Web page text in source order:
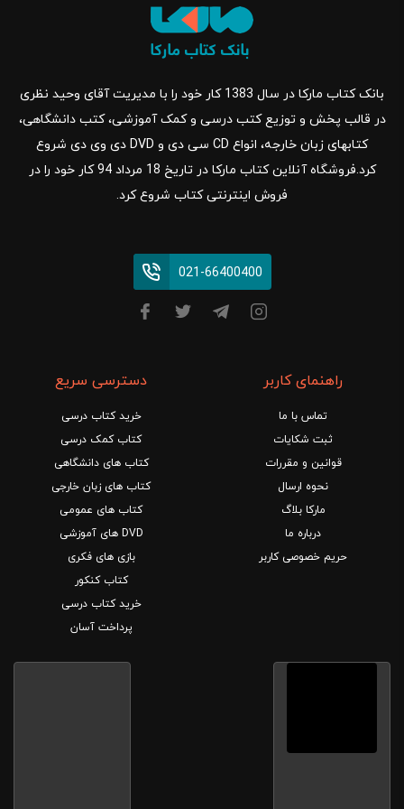
بانک کتاب مارکا در سال 1383 کار خود را با مدیریت آقای وحید نظری
در قالب پخش و توزیع کتب درسی و کمک آموزشی، کتب دانشگاهی،
کتابهای زبان خارجه، انواع CD سی دی و DVD دی وی دی شروع
کرد.فروشگاه آنلاین کتاب مارکا در تاریخ 18 مرداد 94 کار خود را در
فروش اینترنتی کتاب شروع کرد.
021-66400400
راهنمای کاربر
تماس با ما
ثبت شکایات
قوانین و مقررات
نحوه ارسال
مارکا بلاگ
درباره ما
حریم خصوصی کاربر
دسترسی سریع
خرید کتاب درسی
کتاب کمک درسی
کتاب های دانشگاهی
کتاب های زبان خارجی
کتاب های عمومی
DVD های آموزشی
بازی های فکری
کتاب کنکور
خرید کتاب درسی
پرداخت آسان